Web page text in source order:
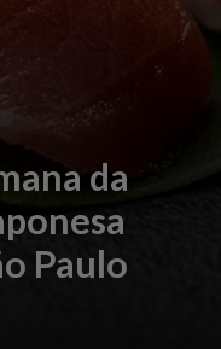
da
Paulo